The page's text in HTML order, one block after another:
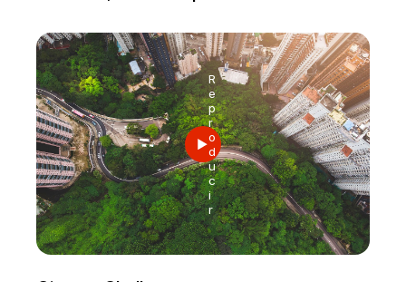
R
e
p
r
o
d
u
c
i
r